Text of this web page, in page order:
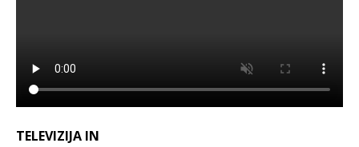
TELEVIZIJA IN